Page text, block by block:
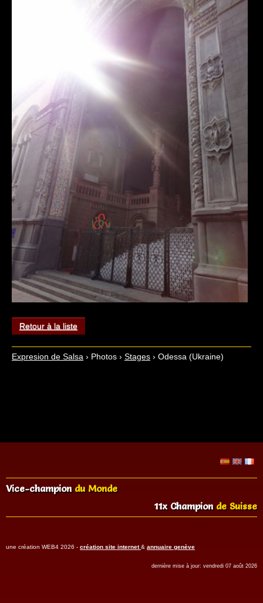
Retour à la liste
Expresion de Salsa › Photos › Stages › Odessa (Ukraine)
Vice-champion du Monde
11x Champion de Suisse
une création WEB4 2026 - création site internet & annuaire genève
dernière mise à jour: vendredi 07 août 2026